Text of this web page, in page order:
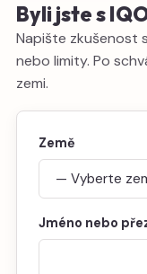
Byli jste s
Napište zkušenost
nebo limity. Po
zemi.
Země
Jméno nebo